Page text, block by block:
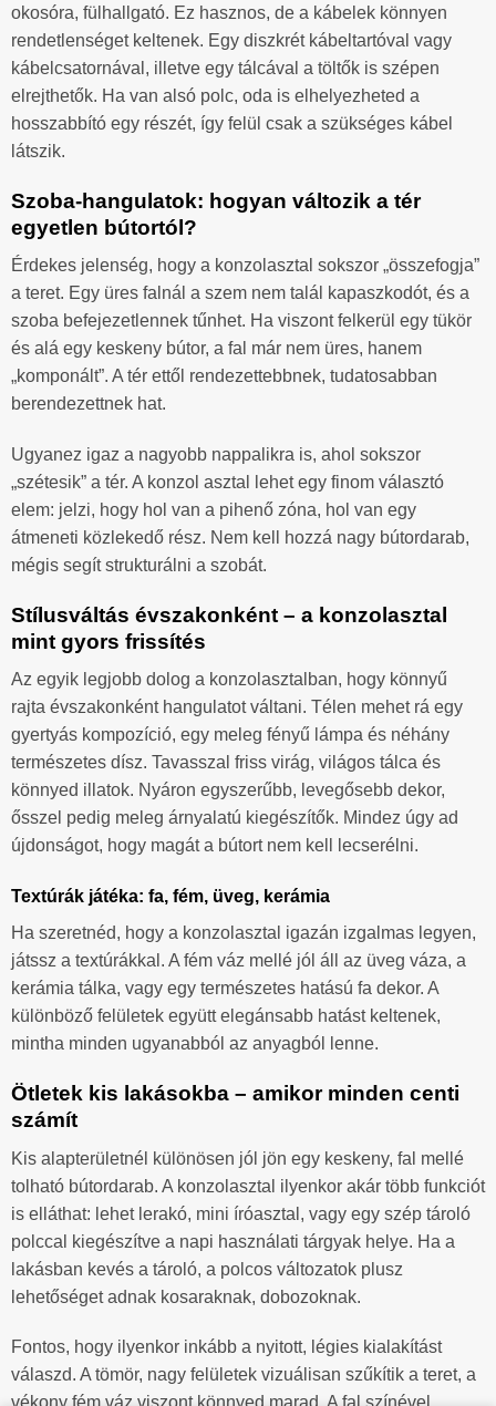
okosóra, fülhallgató. Ez hasznos, de a kábelek könnyen
rendetlenséget keltenek. Egy diszkrét kábeltartóval vagy
kábelcsatornával, illetve egy tálcával a töltők is szépen
elrejthetők. Ha van alsó polc, oda is elhelyezheted a
hosszabbító egy részét, így felül csak a szükséges kábel
látszik.
Szoba-hangulatok: hogyan változik a tér
egyetlen bútortól?
Érdekes jelenség, hogy a konzolasztal sokszor „összefogja”
a teret. Egy üres falnál a szem nem talál kapaszkodót, és a
szoba befejezetlennek tűnhet. Ha viszont felkerül egy tükör
és alá egy keskeny bútor, a fal már nem üres, hanem
„komponált”. A tér ettől rendezettebbnek, tudatosabban
berendezettnek hat.
Ugyanez igaz a nagyobb nappalikra is, ahol sokszor
„szétesik” a tér. A konzol asztal lehet egy finom választó
elem: jelzi, hogy hol van a pihenő zóna, hol van egy
átmeneti közlekedő rész. Nem kell hozzá nagy bútordarab,
mégis segít strukturálni a szobát.
Stílusváltás évszakonként – a konzolasztal
mint gyors frissítés
Az egyik legjobb dolog a konzolasztalban, hogy könnyű
rajta évszakonként hangulatot váltani. Télen mehet rá egy
gyertyás kompozíció, egy meleg fényű lámpa és néhány
természetes dísz. Tavasszal friss virág, világos tálca és
könnyed illatok. Nyáron egyszerűbb, levegősebb dekor,
ősszel pedig meleg árnyalatú kiegészítők. Mindez úgy ad
újdonságot, hogy magát a bútort nem kell lecserélni.
Textúrák játéka: fa, fém, üveg, kerámia
Ha szeretnéd, hogy a konzolasztal igazán izgalmas legyen,
játssz a textúrákkal. A fém váz mellé jól áll az üveg váza, a
kerámia tálka, vagy egy természetes hatású fa dekor. A
különböző felületek együtt elegánsabb hatást keltenek,
mintha minden ugyanabból az anyagból lenne.
Ötletek kis lakásokba – amikor minden centi
számít
Kis alapterületnél különösen jól jön egy keskeny, fal mellé
tolható bútordarab. A konzolasztal ilyenkor akár több funkciót
is elláthat: lehet lerakó, mini íróasztal, vagy egy szép tároló
polccal kiegészítve a napi használati tárgyak helye. Ha a
lakásban kevés a tároló, a polcos változatok plusz
lehetőséget adnak kosaraknak, dobozoknak.
Fontos, hogy ilyenkor inkább a nyitott, légies kialakítást
válaszd. A tömör, nagy felületek vizuálisan szűkítik a teret, a